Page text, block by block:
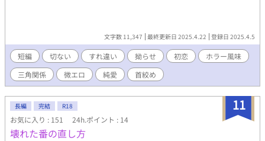
文字数 11,347 最終更新日 2025.4.22 登録日 2025.4.5
短編 切ない すれ違い 拗らせ 初恋
ホラー風味
三角関係
微エロ 純愛 首絞め
11
長編 完結 R18
お気に入り : 151 24h.ポイント : 14
壊れた番の直し方